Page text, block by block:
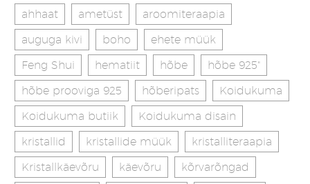
ahhaat ametüst
aroomiteraapia
auguga kivi
boho
ehete müük
Feng Shui
hematiit hõbe
hõbe 925"
hõbe prooviga 925
hõberipats
Koidukuma
Koidukuma butiik
Koidukuma disain
kristallid
kristallide müük
kristalliteraapia
Kristallkäevõru
käevõru
kõrvarõngad